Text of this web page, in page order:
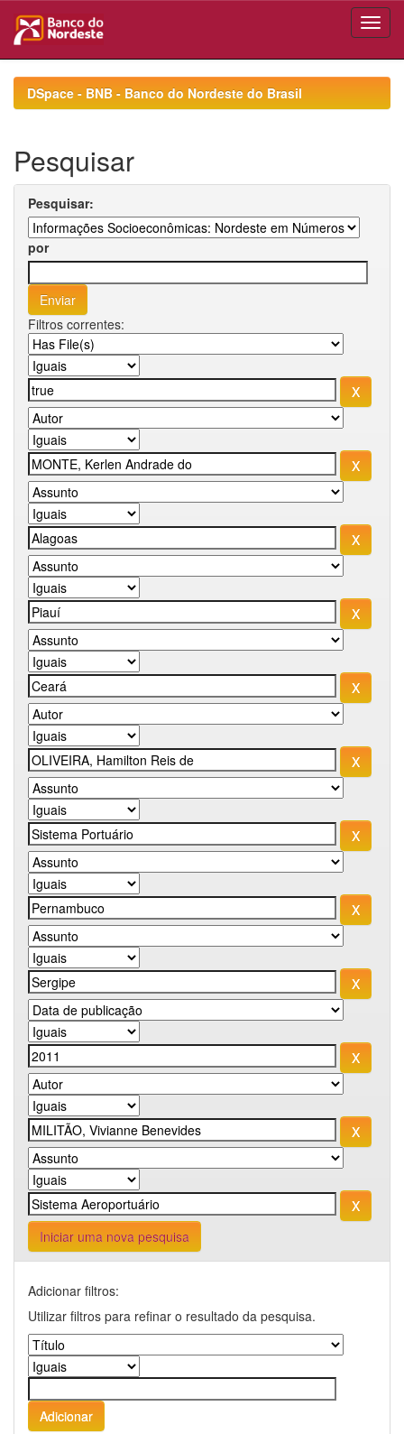
navigationDSpace - BNB - Banco do Nordeste do Brasil
Pesquisar
Pesquisar:
por
Filtros correntes:
Iniciar uma nova pesquisa
Adicionar filtros:
Utilizar filtros para refinar o resultado da pesquisa.